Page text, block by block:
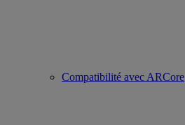
Compatibilité avec ARCore